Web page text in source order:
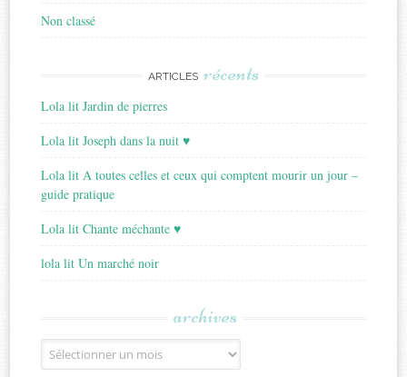
Non classé
ARTICLES récents
Lola lit Jardin de pierres
Lola lit Joseph dans la nuit ♥
Lola lit A toutes celles et ceux qui comptent mourir un jour –
guide pratique
Lola lit Chante méchante ♥
lola lit Un marché noir
archives
Archives